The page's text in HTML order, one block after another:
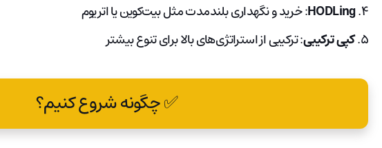
۴. HODLing: خرید و نگهداری بلندمدت مثل بیت‌کوین یا اتریوم
۵. کپی ترکیبی: ترکیبی از استراتژی‌های بالا برای تنوع بیشتر
✅ چگونه شروع کنیم؟